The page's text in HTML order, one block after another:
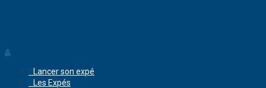
Lancer son expé
Les Expés